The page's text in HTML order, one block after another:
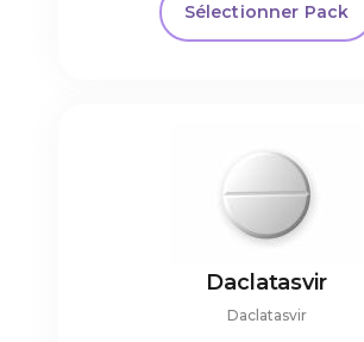
Sélectionner Pack
Daclatasvir
Daclatasvir